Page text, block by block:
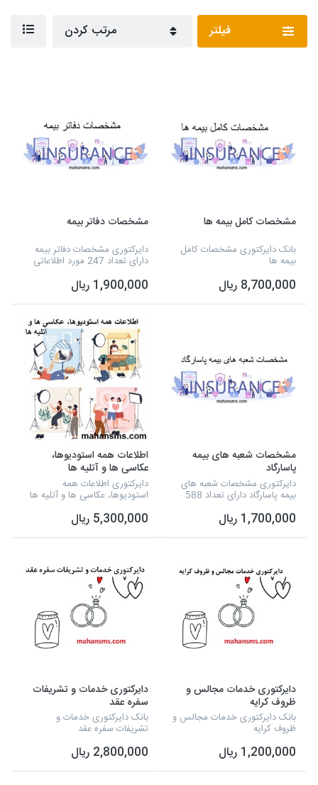
فیلتر مرتب کردن
مشخصات کامل بیمه ها
بانک دایرکتوری مشخصات کامل
بیمه ها
8,700,000 ریال
مشخصات دفاتر بیمه
دایرکتوری مشخصات دفاتر بیمه
دارای تعداد 247 مورد اطلاعاتی
شماره تلفن، آدرس، شماره همراه
و و... می شود و به صورت اکسل
آماده شده...
1,900,000 ریال
مشخصات شعبه های بیمه
پاسارگاد
دایرکتوری مشخصات شعبه های
بیمه پاسارگاد دارای تعداد 588
فعالیت، نام مدیر، شماره تلفن،
آدرس، شماره و تفکیک برخی از
شهرستان ها و... م...
1,700,000 ریال
اطلاعات همه استودیوها،
عکاسی ها و آتلیه ها
دایرکتوری اطلاعات همه
استودیوها، عکاسی ها و آتلیه ها
است که شامل نام استودیو،
ایمیل، شماره تلفن، آدرس، سایت
و شماره موبایل میش...
5,300,000 ریال
دایرکتوری خدمات مجالس و
ظروف کرایه
بانک دایرکتوری خدمات مجالس و
ظروف کرایه
1,200,000 ریال
دایرکتوری خدمات و تشریفات
سفره عقد
بانک دایرکتوری خدمات و
تشریفات سفره عقد
2,800,000 ریال